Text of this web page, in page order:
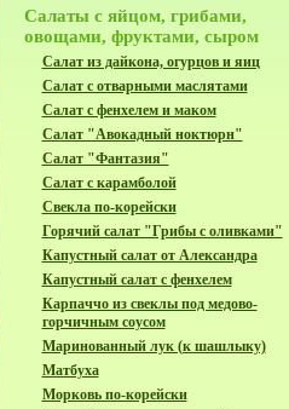
Салаты с яйцом, грибами,
овощами, фруктами, сыром
Салат из дайкона, огурцов и яиц
Салат с отварными маслятами
Салат с фенхелем и маком
Cалат "Авокадный ноктюрн"
Cалат "Фантазия"
Cалат с карамболой
Cвекла по-корейски
Горячий салат "Грибы с оливками"
Капустный салат от Александра
Капустный салат с фенхелем
Карпаччо из свеклы под медово-
горчичным соусом
Маринованный лук (к шашлыку)
Матбуха
Морковь по-корейски